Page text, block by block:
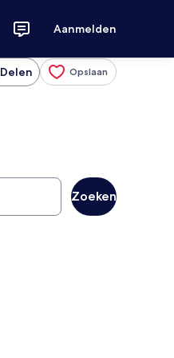
Aanmelden
Delen Opslaan
Zoeken